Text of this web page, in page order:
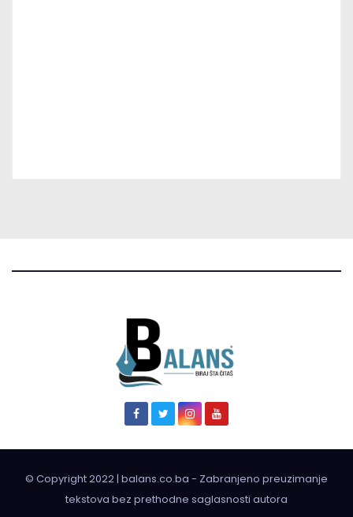
© Copyright 2022 | balans.co.ba - Zabranjeno preuzimanje
tekstova bez prethodne saglasnosti autora